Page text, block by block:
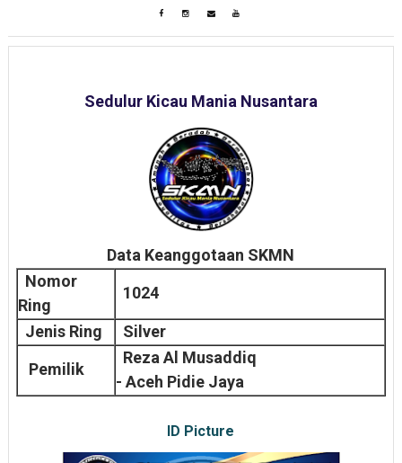
Sedulur Kicau Mania Nusantara
Data Keanggotaan SKMN
Nomor
Ring
1024
Jenis Ring
Silver
Pemilik
Reza Al Musaddiq
- Aceh Pidie Jaya
ID Picture